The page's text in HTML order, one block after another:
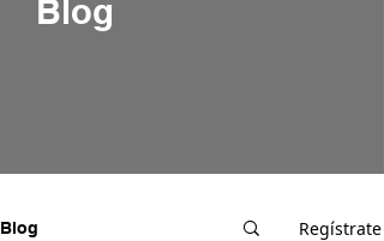
Blog
Blog Regístrate